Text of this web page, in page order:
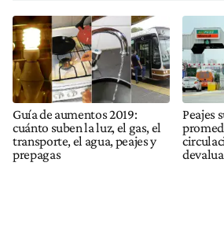
Guía de aumentos 2019:
cuánto suben la luz, el gas, el
transporte, el agua, peajes y
prepagas
Peajes